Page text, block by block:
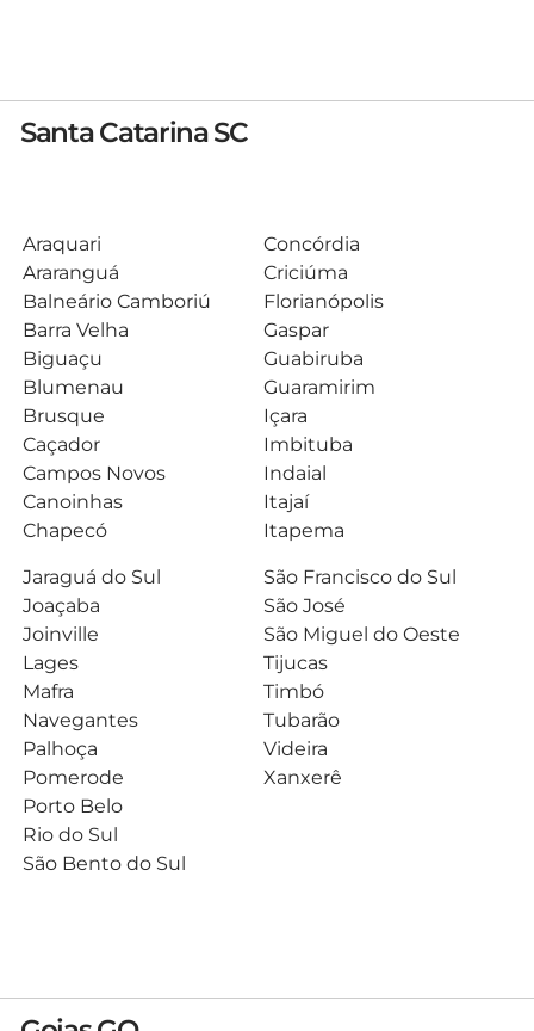
Santa Catarina SC
Araquari
Araranguá
Balneário Camboriú
Barra Velha
Biguaçu
Blumenau
Brusque
Caçador
Campos Novos
Canoinhas
Chapecó
Concórdia
Criciúma
Florianópolis
Gaspar
Guabiruba
Guaramirim
Içara
Imbituba
Indaial
Itajaí
Itapema
Jaraguá do Sul
Joaçaba
Joinville
Lages
Mafra
Navegantes
Palhoça
Pomerode
Porto Belo
Rio do Sul
São Bento do Sul
São Francisco do Sul
São José
São Miguel do Oeste
Tijucas
Timbó
Tubarão
Videira
Xanxerê